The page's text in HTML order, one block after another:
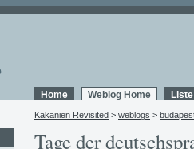
Home Weblog Home
Kakanien Revisited > weblogs >
Tage der